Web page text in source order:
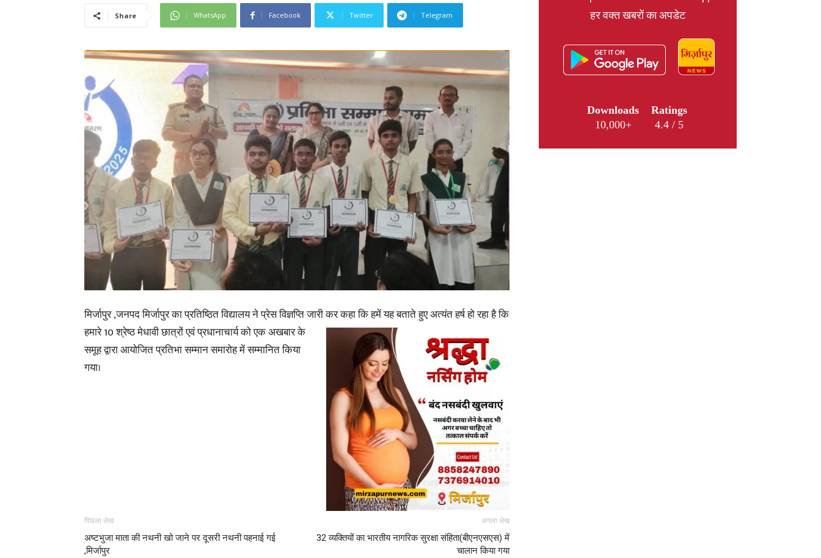
News,
Latest
News
in
Hindi,
Today
Hindi
Share WhatsApp Facebook Twitter Telegram
मिर्जापुर ,जनपद मिर्जापुर का प्रतिष्ठित विद्यालय ने प्रेस विज्ञप्ति जारी कर कहा कि हमें यह बताते हुए अत्यंत हर्ष हो रहा है कि
हमारे 10 श्रेष्ठ मेधावी छात्रों एवं प्रधानाचार्य को एक अखबार के
समूह द्वारा आयोजित प्रतिभा सम्मान समारोह में सम्मानित किया
गया।
पिछला लेख
अष्टभुजा माता की नथनी खो जाने पर दूसरी नथनी पहनाई गई
,मिर्जापुर
अगला लेख
32 व्यक्तियों का भारतीय नागरिक सुरक्षा संहिता(बीएनएसएस) में
चालान किया गया
हर वक्त खबरों का अपडेट
Downloads
10,000+
Ratings
4.4 / 5